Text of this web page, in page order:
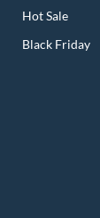
Hot Sale
Black Friday